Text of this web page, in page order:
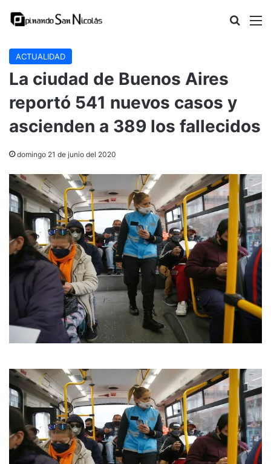
Buscar
ACTUALIDAD
La ciudad de Buenos Aires
reportó 541 nuevos casos y
ascienden a 389 los fallecidos
domingo 21 de junio del 2020